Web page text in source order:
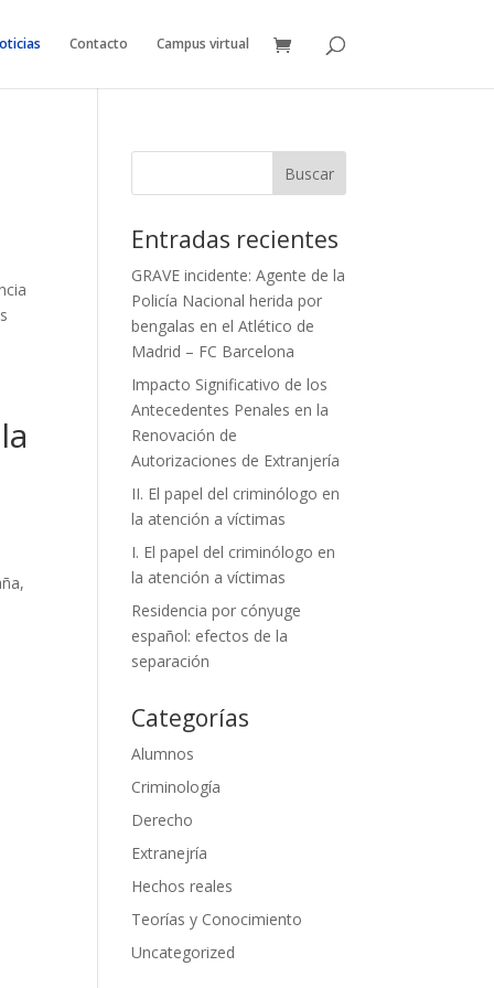
Contacto Campus virtual
Entradas recientes
GRAVE incidente: Agente de la
Policía Nacional herida por
bengalas en el Atlético de
Madrid – FC Barcelona
Impacto Significativo de los
Antecedentes Penales en la
Renovación de
Autorizaciones de Extranjería
II. El papel del criminólogo en
la atención a víctimas
I. El papel del criminólogo en
la atención a víctimas
Residencia por cónyuge
español: efectos de la
separación
Categorías
Alumnos
Criminología
Derecho
Extranejría
Hechos reales
Teorías y Conocimiento
Uncategorized